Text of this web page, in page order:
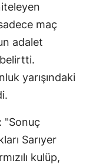
maç
adalet
belirtti.
yarışındaki
"Sonuç
Sarıyer
kulüp,